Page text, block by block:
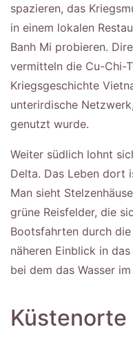
spazieren, das
in einem lokalen
Banh Mi probieren.
vermitteln die Cu-Chi-
Kriegsgeschichte
unterirdische
genutzt wurde.
Weiter südlich lohnt
Delta. Das Leben dort
Man sieht
grüne Reisfelder, die
Bootsfahrten durch
näheren Einblick in
bei dem das Wasser